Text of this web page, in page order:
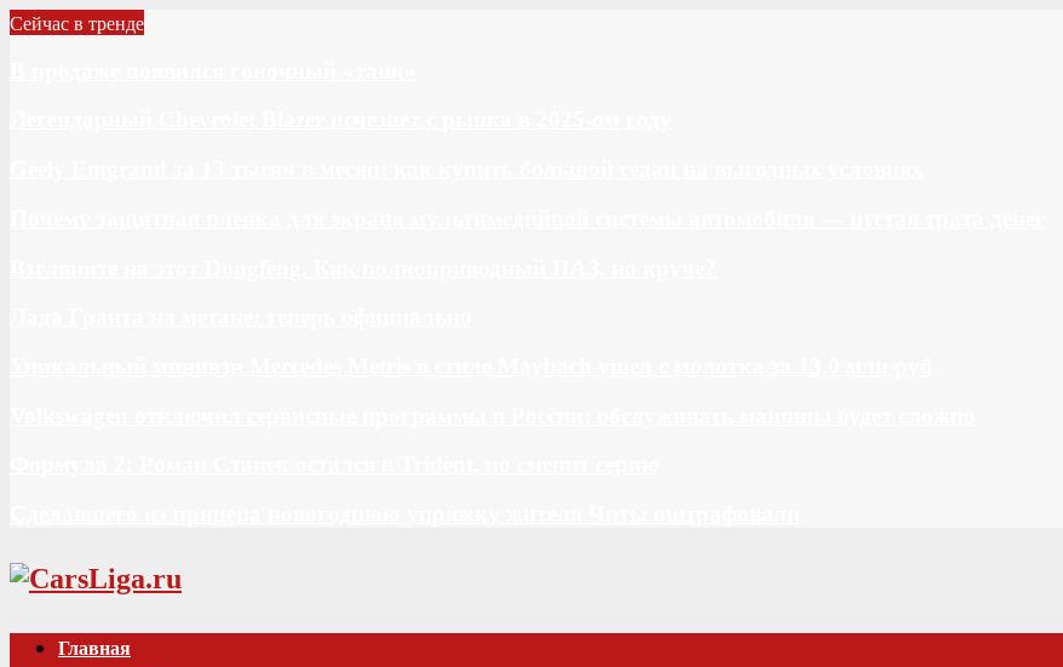
Сейчас в тренде
Vk
Главная